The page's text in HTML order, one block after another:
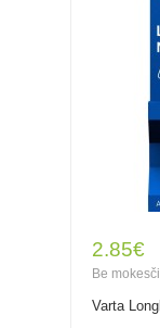
2.85€
Be
Varta